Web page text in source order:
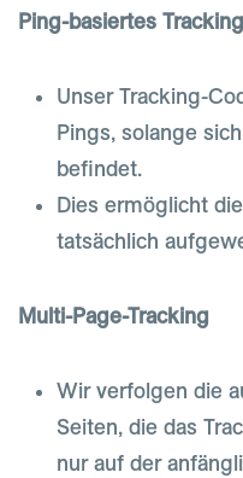
Ping-basiertes Tracking
Unser Tracking-
Pings, solange
befindet.
Dies ermöglicht
tatsächlich
Multi-Page-Tracking
Wir verfolgen die
Seiten, die das
nur auf der